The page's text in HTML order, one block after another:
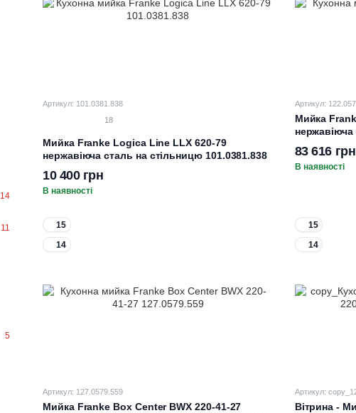
Артикул: 101.0381.838
18
Мийка Franke Logica Line LLX 620-79
нержавіюча сталь на стільницю 101.0381.838
10 400 грн
В наявності
Артикул:
Мийка
нержавіюча
83 616 грн
В наявності
15
14
Артикул: 127.0579.559
Мийка Franke Box Center BWX 220-41-27
15
14
Артикул:
Вітрина -
14
11
5